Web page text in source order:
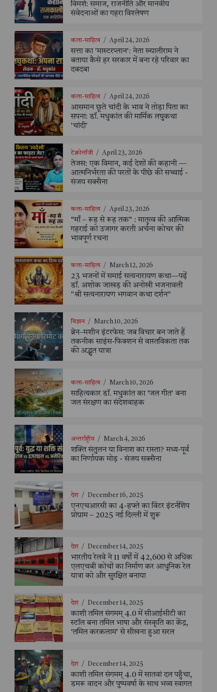
विमर्श: समाज, राजनीति और मानवीय
संवेदनाओं का गहरा विश्लेषण
कला-साहित्य / April 24, 2026
सत्ता का 'मास्टरप्लान': नेता ख्यालीराम ने
बताया कैसे हर सरकार में बना रहे परिवार का
दबदबा
कला-साहित्य / April 24, 2026
आसमान छूते चांदी के भाव ने तोड़ा पिता का
सपना: डॉ. मधुकांत की मार्मिक लघुकथा
'चांदी'
टेक्नोलॉजी / April 23, 2026
तेजस: एक विमान, कई देशों की कहानी —
आत्मनिर्भरता की परतों के पीछे की सच्चाई -
संजय सक्सैना
कला-साहित्य / April 23, 2026
“माँ – रूह से रूह तक” : मातृत्व की आत्मिक
गहराई को उजागर करती अर्चना कोचर की
भावपूर्ण रचना
कला-साहित्य / March 12, 2026
23 भजनों में समाई सत्यनारायण कथा—पढ़ें
डॉ. अशोक जाखड़ की अनोखी भजनावली
"श्री सत्यनारायण भगवान कथा दर्शन"
विज्ञान / March 10, 2026
ब्रेन–मशीन इंटरफेस: जब विचार बन जाते हैं
तकनीक साइंस-फिक्शन से वास्तविकता तक
की अद्भुत यात्रा
कला-साहित्य / March 10, 2026
साहित्यकार डॉ. मधुकांत का ‘जल गीत’ बना
जल संरक्षण का संदेशवाहक
अन्तर्राष्ट्रीय / March 4, 2026
शक्ति संतुलन या विनाश का रास्ता? मध्य-पूर्व
का निर्णायक मोड़ - संजय सक्सैना
देश / December 16, 2025
एनएचआरसी का 4-हफ्ते का विंटर इंटर्नशिप
प्रोग्राम – 2025 नई दिल्ली में शुरू
देश / December 14, 2025
भारतीय रेलवे ने 11 वर्षों में 42,600 से अधिक
एलएचबी कोचों का निर्माण कर आधुनिक रेल
यात्रा को और सुरक्षित बनाया
देश / December 14, 2025
काशी तमिल संगमम् 4.0 में सीआईसीटी का
स्टॉल बना तमिल भाषा और संस्कृति का केंद्र,
‘तमिल करकलाम’ से सीखना हुआ सरल
देश / December 14, 2025
काशी तमिल संगमम् 4.0 में सातवां दल पहुँचा,
डमरू वादन और पुष्पवर्षा के साथ भव्य स्वागत